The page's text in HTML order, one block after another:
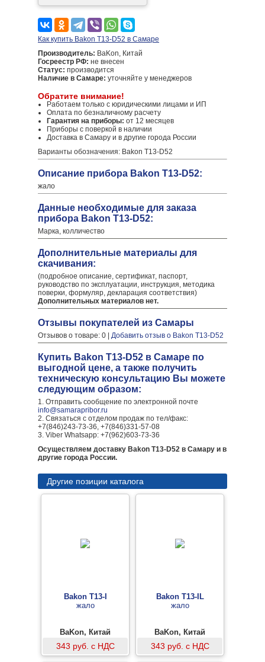
Как купить Bakon T13-D52 в Самаре
Производитель: BaKon, Китай
Госреестр РФ: не внесен
Статус: производится
Наличие в Самаре: уточняйте у менеджеров
Обратите внимание!
Работаем только с юридическими лицами и ИП
Оплата по безналичному расчету
Гарантия на приборы: от 12 месяцев
Приборы с поверкой в наличии
Доставка в Самару и в другие города России
Варианты обозначения: Bakon T13-D52
Описание прибора Bakon T13-D52:
жало
Данные необходимые для заказа
прибора Bakon T13-D52:
Марка, колличество
Дополнительные материалы для
скачивания:
(подробное описание, сертификат, паспорт,
руководство по эксплуатации, инструкция, методика
поверки, формуляр, декларация соответствия)
Дополнительных материалов нет.
Отзывы покупателей из Самары
Отзывов о товаре: 0 | Добавить отзыв о Bakon T13-D52
Купить Bakon T13-D52 в Самаре по
выгодной цене, а также получить
техническую консультацию Вы можете
следующим образом:
1. Отправить сообщение по электронной почте
info@samarapribor.ru
2. Связаться с отделом продаж по тел/факс:
+7(846)243-73-36, +7(846)331-57-08
3. Viber Whatsapp: +7(962)603-73-36
Осуществляем доставку Bakon T13-D52 в Самару и в
другие города России.
Другие позиции каталога
Bakon T13-I
жало
BaKon, Китай
343 руб. с НДС
Bakon T13-IL
жало
BaKon, Китай
343 руб. с НДС